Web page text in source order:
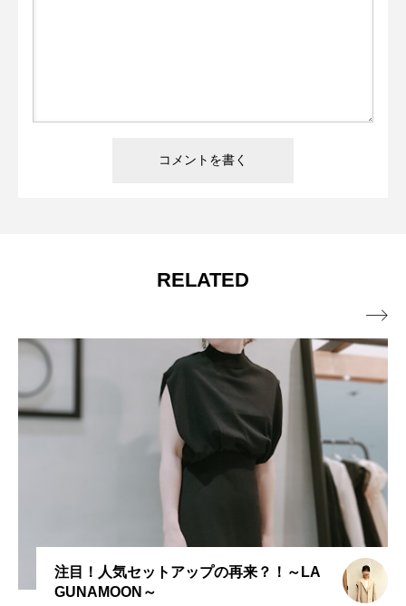
RELATED
注目！人気セットアップの再来？！～LA
GUNAMOON～
